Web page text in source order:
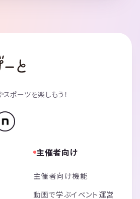
ポーツを楽しもう！
主催者向け
主催者向け機能
動画で学ぶイベント運営